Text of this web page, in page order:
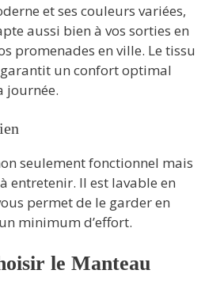
et ses couleurs variées,
aussi bien à vos sorties en
promenades en ville. Le tissu
un confort optimal
journée.
seulement fonctionnel mais
entretenir. Il est lavable en
permet de le garder en
minimum d’effort.
le Manteau